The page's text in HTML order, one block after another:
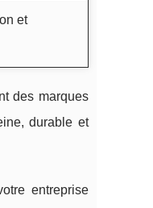
et
des marques
durable et
entreprise